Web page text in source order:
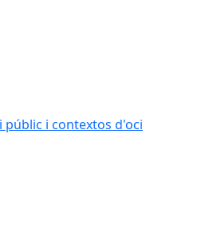
públic i contextos d'oci